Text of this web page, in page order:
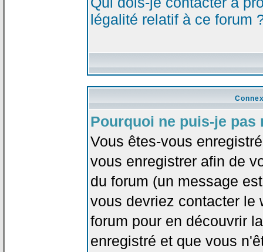
légalité relatif à ce forum
Pourquoi ne puis-je pas
Vous êtes-vous
vous enregistrer afin de
du forum (un message
vous devriez contacter le
forum pour en découvrir
enregistré et que vous